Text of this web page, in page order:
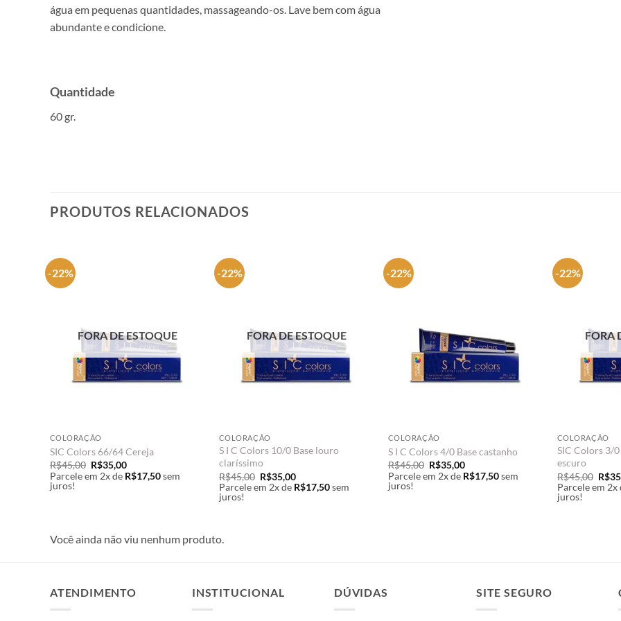
água em pequenas quantidades, massageando-os. Lave bem com água
abundante e condicione.
Quantidade
60 gr.
PRODUTOS RELACIONADOS
-22%
FORA DE ESTOQUE
COLORAÇÃO
SIC Colors 66/64 Cereja
R$45,00 O
preço
original
R$35,00O
preço
atual
Parcele em 2x de R$17,50sem
juros!
-22%
FORA DE ESTOQUE
COLORAÇÃO
S I C Colors 10/0 Base louro
claríssimo
R$45,00 O
preço
R$35,00O
preço
atual
Parcele em 2x de R$17,50sem
juros!
-22%
COLORAÇÃO
S I C Colors 4/0 Base castanho
R$45,00 O
preço
original
R$35,00O
preço
atual
Parcele em 2x de R$17,50sem
juros!
-22%
FORA
COLORAÇÃO
SIC Colors 3/
escuro
R$45,00 O
R$
Parcele em 2x
juros!
Você ainda não viu nenhum produto.
ATENDIMENTO INSTITUCIONAL DÚVIDAS SITE SEGURO